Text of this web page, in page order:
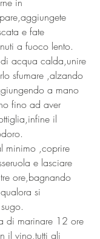
e fate
a fuoco lento.
acqua calda,unire
sfumare ,alzando
a mano
fino ad aver
il
minimo ,coprire
e lasciare
ore,bagnando
si
di marinare 12 ore
il vino,tutti gli